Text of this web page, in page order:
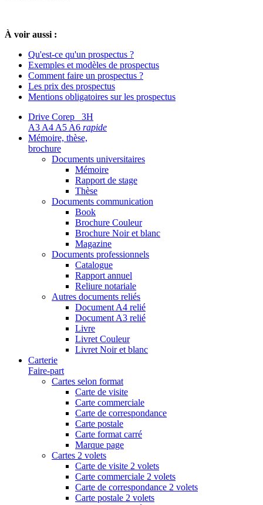
À voir aussi :
Qu'est-ce qu'un prospectus ?
Exemples et modèles de prospectus
Comment faire un prospectus ?
Les prix des prospectus
Mentions obligatoires sur les prospectus
Drive Corep 3H
A3 A4 A5 A6 rapide
Mémoire, thèse,
brochure
Documents universitaires
Mémoire
Rapport de stage
Thèse
Documents communication
Book
Brochure Couleur
Brochure Noir et blanc
Magazine
Documents professionnels
Catalogue
Rapport annuel
Reliure notariale
Autres documents reliés
Document A4 relié
Document A3 relié
Livre
Livret Couleur
Livret Noir et blanc
Carterie
Faire-part
Cartes selon format
Carte de visite
Carte commerciale
Carte de correspondance
Carte postale
Carte format carré
Marque page
Cartes 2 volets
Carte de visite 2 volets
Carte commerciale 2 volets
Carte de correspondance 2 volets
Carte postale 2 volets